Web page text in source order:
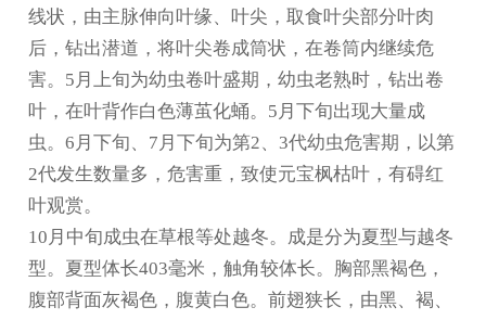
线状，由主脉伸向叶缘、叶尖，取食叶尖部分叶肉
后，钻出潜道，将叶尖卷成筒状，在卷筒内继续危
害。5月上旬为幼虫卷叶盛期，幼虫老熟时，钻出卷
叶，在叶背作白色薄茧化蛹。5月下旬出现大量成
虫。6月下旬、7月下旬为第2、3代幼虫危害期，以第
2代发生数量多，危害重，致使元宝枫枯叶，有碍红
叶观赏。
10月中旬成虫在草根等处越冬。成是分为夏型与越冬
型。夏型体长403毫米，触角较体长。胸部黑褐色，
腹部背面灰褐色，腹黄白色。前翅狭长，由黑、褐、